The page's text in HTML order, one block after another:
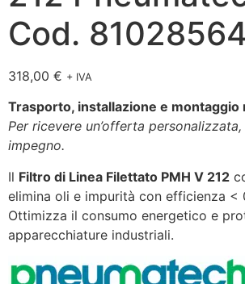
Cod.
318,00 € + IVA
Trasporto, installazione e montaggio
Per ricevere un’offerta
impegno.
Il Filtro di Linea Filettato PMH V 212
elimina oli e impurità con efficienza <
Ottimizza il consumo energetico e
apparecchiature industriali.